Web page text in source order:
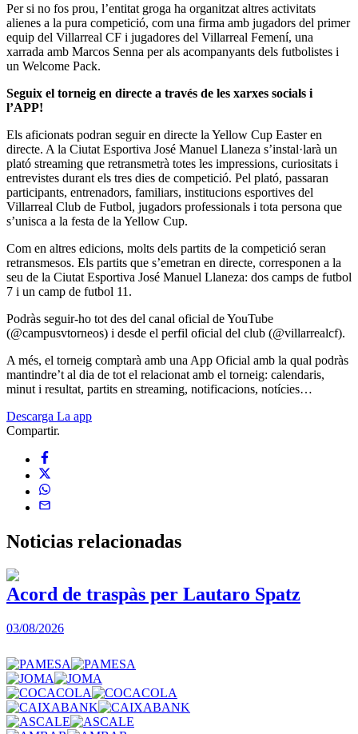
Per si no fos prou, l’entitat groga ha organitzat altres activitats
alienes a la pura competició, com una firma amb jugadors del primer
equip del Villarreal CF i jugadores del Villarreal Femení, una
xarrada amb Marcos Senna per als acompanyants dels futbolistes i
un Welcome Pack.
Seguix el torneig en directe a través de les xarxes socials i
l’APP!
Els aficionats podran seguir en directe la Yellow Cup Easter en
directe. A la Ciutat Esportiva José Manuel Llaneza s’instal·larà un
plató streaming que retransmetrà totes les impressions, curiositats i
entrevistes durant els tres dies de competició. Pel plató, passaran
participants, entrenadors, familiars, institucions esportives del
Villarreal Club de Futbol, jugadors professionals i tota persona que
s’unisca a la festa de la Yellow Cup.
Com en altres edicions, molts dels partits de la competició seran
retransmesos. Els partits que s’emetran en directe, corresponen a la
seu de la Ciutat Esportiva José Manuel Llaneza: dos camps de futbol
7 i un camp de futbol 11.
Podràs seguir-ho tot des del canal oficial de YouTube
(@campusvtorneos) i desde el perfil oficial del club (@villarrealcf).
A més, el torneig comptarà amb una App Oficial amb la qual podràs
mantindre’t al dia de tot el relacionat amb el torneig: calendaris,
minut i resultat, partits en streaming, notificacions, notícies…
Descarga La app
Compartir.
Noticias relacionadas
Acord de traspàs per Lautaro Spatz
03/08/2026